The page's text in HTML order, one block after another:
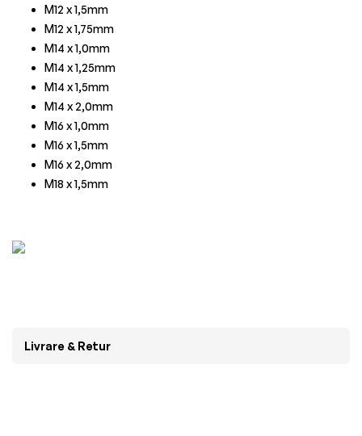
M12 x 1,5mm
M12 x 1,75mm
M14 x 1,0mm
M14 x 1,25mm
M14 x 1,5mm
M14 x 2,0mm
M16 x 1,0mm
M16 x 1,5mm
M16 x 2,0mm
M18 x 1,5mm
Livrare & Retur